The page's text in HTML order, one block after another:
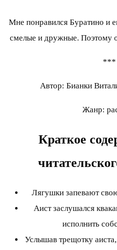
Мне понравился Буратино и
смелые и дружные. Поэтому
***
Автор: Бианки
Жанр:
Краткое
Лягушки запевают
Аист заслушался
исполнить
Услышав трещотку